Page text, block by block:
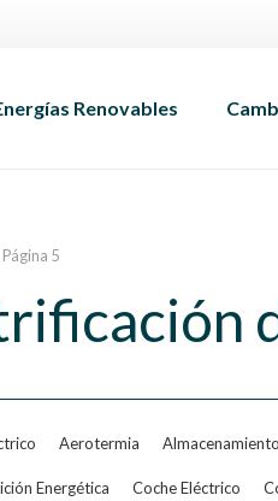
Renovables
Página 5
Aerotermia
Energética Coche Eléctrico